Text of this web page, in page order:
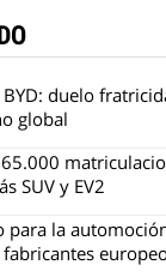
duelo
global
SUV y EV2
para la